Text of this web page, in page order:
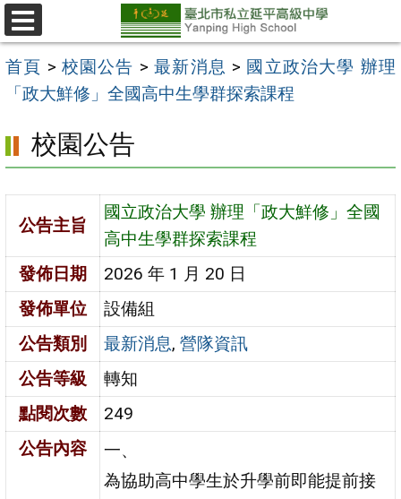
跳
至
主
要
區
選
單
首頁 > 校園公告 >最新消息 > 國立政治大學 辦理
「政大鮮修」全國高中生學群探索課程
校園公告
公告主旨
國立政治大學 辦理「政大鮮修」全國
高中生學群探索課程
發佈日期
2026 年 1 月 20 日
發佈單位
設備組
公告類別
最新消息,營隊資訊
公告等級
轉知
點閱次數
249
公告內容
一、
為協助高中學生於升學前即能提前接